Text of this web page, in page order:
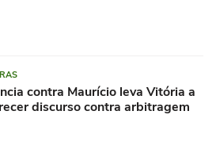
contra Maurício leva Vitória a
discurso contra arbitragem